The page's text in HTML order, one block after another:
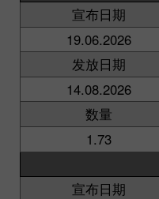
宣布日期
19.06.2026
发放日期
14.08.2026
数量
1.73
宣布日期